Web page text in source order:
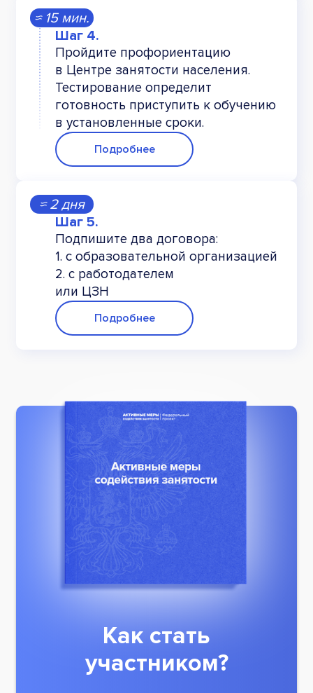
≈ 15 мин.
Пройдите профориентацию
в Центре занятости населения.
Тестирование определит
готовность приступить к обучению
в установленные сроки.
Подробнее
≈ 2 дня
Подпишите два договора:
1. с образовательной организацией
2. с работодателем
или ЦЗН
Подробнее
Как стать
участником?